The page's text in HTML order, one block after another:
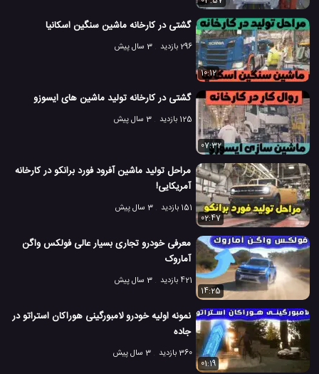
گشتی در کارخانه ماشین سنگین اسکانیا
296 بازدید 3 سال پیش
10:12
گشتی در کارخانه تولید ماشین های ایسوزو
125 بازدید 3 سال پیش
07:32
مراحل تولید ماشین آفرود فورد برانکو در کارخانه
آمریکایی!
151 بازدید
3 سال پیش
02:47
معرفی خودرو تجاری بسیار عالی فولکس واگن
آماروک
421 بازدید
3 سال پیش
14:25
نمونه اولیه خودرو لامبورگینی هوراکان استراتو در
جاده
360 بازدید
3 سال پیش
01:19